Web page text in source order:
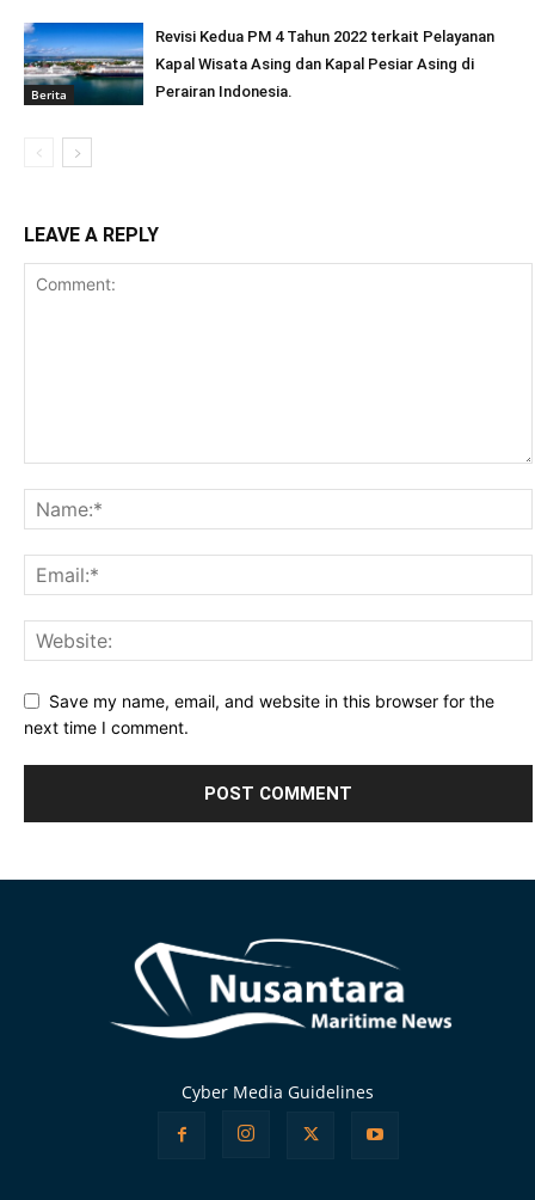
Berita
Revisi Kedua PM 4 Tahun 2022 terkait Pelayanan
Kapal Wisata Asing dan Kapal Pesiar Asing di
Perairan Indonesia.
LEAVE A REPLY
Save my name, email, and website in this browser for the
next time I comment.
Cyber Media Guidelines